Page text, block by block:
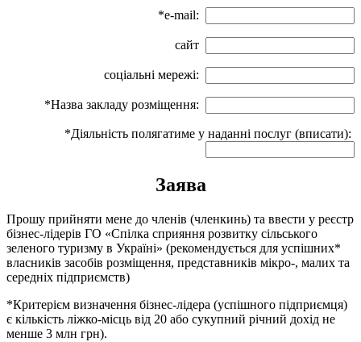
*e-mail:
сайт
соціальні мережі:
*Назва закладу розміщення:
*Діяльність полягатиме у наданні послуг (вписати):
Заява
Прошу прийняти мене до членів (членкинь) та ввести у реєстр
бізнес-лідерів ГО «Спілка сприяння розвитку сільського
зеленого туризму в Україні» (рекомендується для успішних*
власників засобів розміщення, представників мікро-, малих та
середніх підприємств)
*Критерієм визначення бізнес-лідера (успішного підприємця)
є кількість ліжко-місць від 20 або сукупний річний дохід не
менше 3 млн грн).